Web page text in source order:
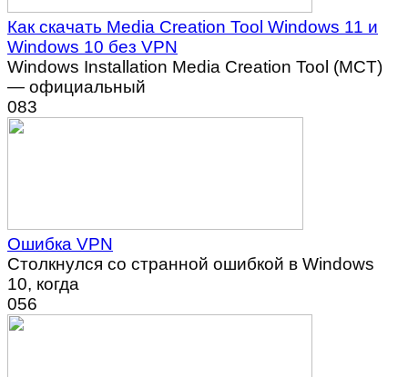
Как скачать Media Creation Tool Windows 11 и
Windows 10 без VPN
Windows Installation Media Creation Tool (MCT)
— официальный
083
Ошибка VPN
Столкнулся со странной ошибкой в Windows
10, когда
056